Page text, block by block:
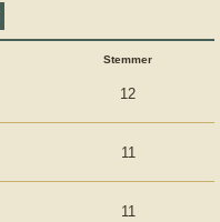
Stemmer
12
11
11